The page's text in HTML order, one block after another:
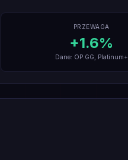
PRZEWAGA
+1.6%
Dane: OP.GG, Platinum+